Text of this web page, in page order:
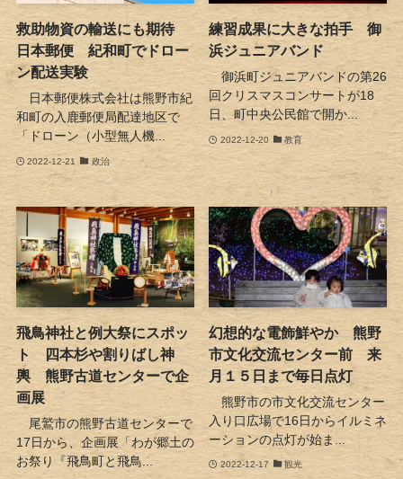
救助物資の輸送にも期待
日本郵便 紀和町でドロー
ン配送実験
日本郵便株式会社は熊野市紀
和町の入鹿郵便局配達地区で
「ドローン（小型無人機...
2022-12-21 政治
練習成果に大きな拍手 御
浜ジュニアバンド
御浜町ジュニアバンドの第26
回クリスマスコンサートが18
日、町中央公民館で開か...
2022-12-20 教育
飛鳥神社と例大祭にスポッ
ト 四本杉や割りばし神
輿 熊野古道センターで企
画展
尾鷲市の熊野古道センターで
17日から、企画展「わが郷土の
お祭り『飛鳥町と飛鳥...
幻想的な電飾鮮やか 熊野
市文化交流センター前 来
月１５日まで毎日点灯
熊野市の市文化交流センター
入り口広場で16日からイルミネ
ーションの点灯が始ま...
2022-12-17 観光